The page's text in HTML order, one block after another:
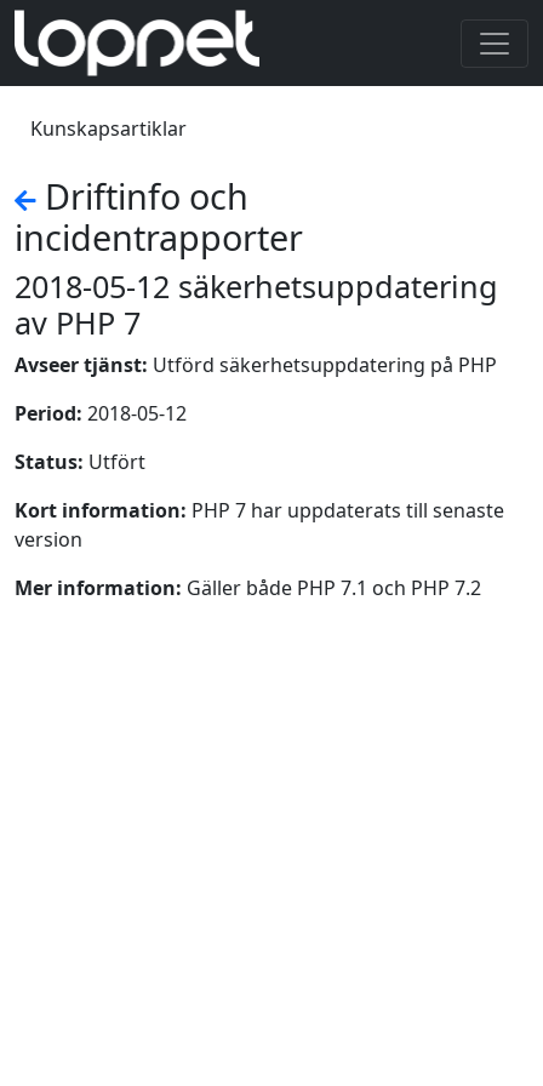
Kunskapsartiklar
Driftinfo och
incidentrapporter
2018-05-12 säkerhetsuppdatering
av PHP 7
Avseer tjänst: Utförd säkerhetsuppdatering på PHP
Period: 2018-05-12
Status: Utfört
Kort information: PHP 7 har uppdaterats till senaste
version
Mer information: Gäller både PHP 7.1 och PHP 7.2